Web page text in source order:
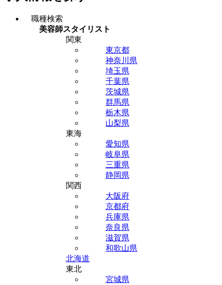
職種検索
美容師スタイリスト
関東
東京都
神奈川県
埼玉県
千葉県
茨城県
群馬県
栃木県
山梨県
東海
愛知県
岐阜県
三重県
静岡県
関西
大阪府
京都府
兵庫県
奈良県
滋賀県
和歌山県
北海道
東北
宮城県